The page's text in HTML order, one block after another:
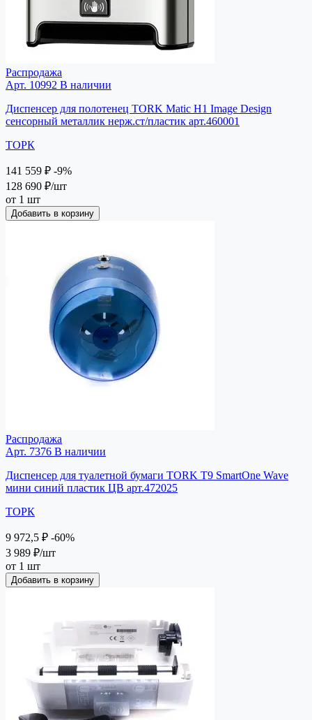
Распродажа
Арт. 10992 В наличии
Диспенсер для полотенец TORK Matic H1 Image Design
сенсорный металлик нерж.ст/пластик арт.460001
ТОРК
141 559 ₽ -9%
128 690 ₽/шт
от 1 шт
Добавить в корзину
Распродажа
Арт. 7376 В наличии
Диспенсер для туалетной бумаги TORK T9 SmartOne Wave
мини синий пластик ЦВ арт.472025
ТОРК
9 972,5 ₽ -60%
3 989 ₽/шт
от 1 шт
Добавить в корзину